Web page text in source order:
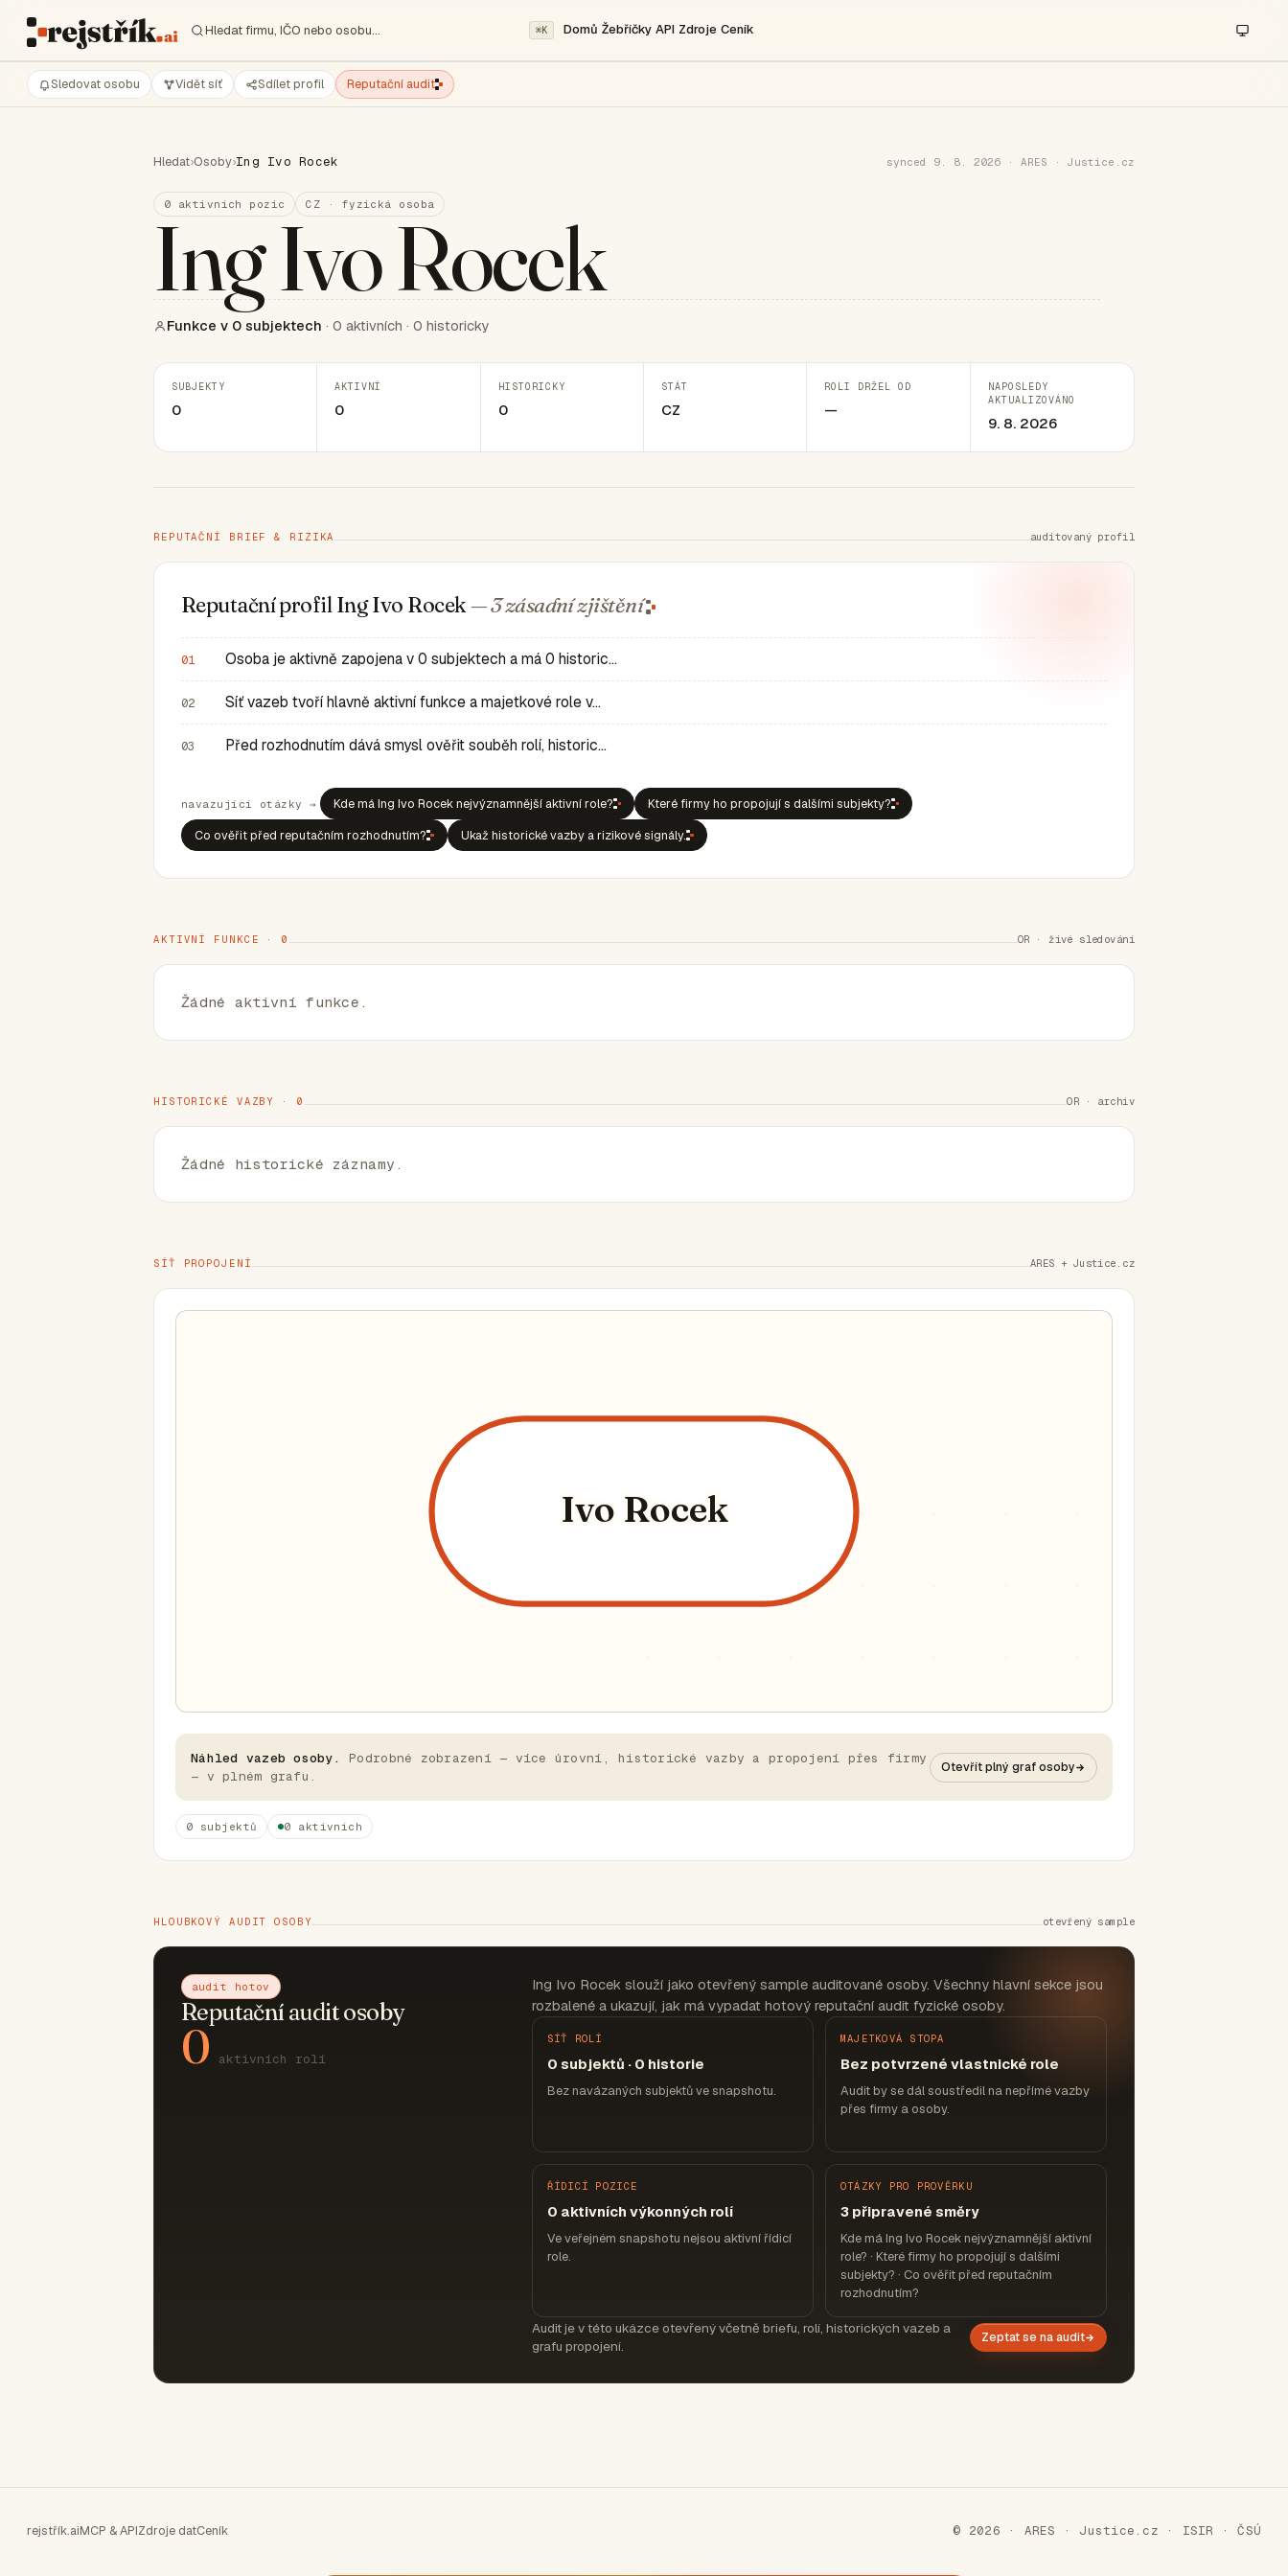
Hledat firmu, IČO nebo osobu… ⌘K Domů Žebříčky API Zdroje Ceník
Sledovat osobu Vidět síť Sdílet profil Reputační audit
Hledat›Osoby›Ing Ivo Rocek synced 9. 8. 2026 · ARES · Justice.cz
0 aktivních pozic CZ · fyzická osoba
Ing Ivo Rocek
Funkce v 0 subjektech · 0 aktivních · 0 historicky
SUBJEKTY
0
AKTIVNÍ
0
HISTORICKY
0
STÁT
CZ
ROLI DRŽEL OD
—
NAPOSLEDY
AKTUALIZOVÁNO
9. 8. 2026
REPUTAČNÍ BRIEF & RIZIKA auditovaný profil
Reputační profil Ing Ivo Rocek— 3 zásadnízjištění
01 Osoba je aktivně zapojena v 0 subjektech a má 0 historic…
02 Síť vazeb tvoří hlavně aktivní funkce a majetkové role v…
03 Před rozhodnutím dává smysl ověřit souběh rolí, historic…
navazující otázky → Kde má Ing Ivo Rocek nejvýznamnější aktivní role?
Které firmy ho propojují s dalšími subjekty?
Co ověřit před reputačním rozhodnutím?
Ukaž historické vazby a rizikové signály.
AKTIVNÍ FUNKCE · 0 OR · živé sledování
Žádné aktivní funkce.
HISTORICKÉ VAZBY · 0 OR · archiv
Žádné historické záznamy.
SÍŤ PROPOJENÍ ARES + Justice.cz
Ivo Rocek
Náhled vazeb osoby.
Podrobné zobrazení — více úrovní, historické vazby a propojení přes firmy
— v plném grafu.
Otevřít plný graf osoby
0 subjektů 0 aktivních
HLOUBKOVÝ AUDIT OSOBY otevřený sample
audit hotov
Reputační audit osoby
0 aktivních rolí
Ing Ivo Rocek slouží jako otevřený sample auditované osoby. Všechny hlavní sekce jsou
rozbalené a ukazují, jak má vypadat hotový reputační audit fyzické osoby.
SÍŤ ROLÍ
0 subjektů · 0 historie
Bez navázaných subjektů ve snapshotu.
MAJETKOVÁ STOPA
Bez potvrzené vlastnické role
Audit by se dál soustředil na nepřímé vazby
přes firmy a osoby.
ŘÍDICÍ POZICE
0 aktivních výkonných rolí
Ve veřejném snapshotu nejsou aktivní řídicí
role.
OTÁZKY PRO PROVĚRKU
3 připravené směry
Kde má Ing Ivo Rocek nejvýznamnější aktivní
role? · Které firmy ho propojují s dalšími
subjekty? · Co ověřit před reputačním
rozhodnutím?
Audit je v této ukázce otevřený včetně briefu, rolí, historických vazeb a
grafu propojení.
Zeptat se na audit
rejstřík.aiMCP & APIZdroje datCeník © 2026 · ARES · Justice.cz · ISIR · ČSÚ